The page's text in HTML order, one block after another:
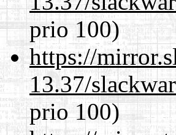
prio 100)
https://
13.37/
prio 100)